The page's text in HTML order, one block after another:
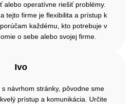
alebo operatívne riešiť problémy.
tejto firme je flexibilita a prístup k
každému, kto potrebuje v
o sebe alebo svojej firme.
Ivo
návrhom stránky, pôvodne sme
prístup a komunikácia. Určite